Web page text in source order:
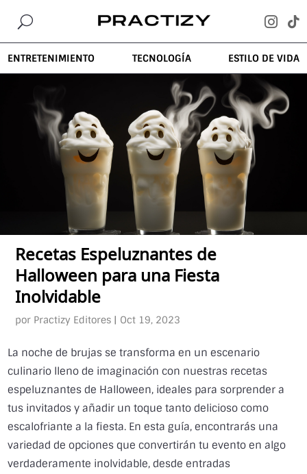
U  
ENTRETENIMIENTO TECNOLOGÍA ESTILO DE VIDA
Recetas Espeluznantes de
Halloween para una Fiesta
Inolvidable
por Practizy Editores | Oct 19, 2023
La noche de brujas se transforma en un escenario
culinario lleno de imaginación con nuestras recetas
espeluznantes de Halloween, ideales para sorprender a
tus invitados y añadir un toque tanto delicioso como
escalofriante a la fiesta. En esta guía, encontrarás una
variedad de opciones que convertirán tu evento en algo
verdaderamente inolvidable, desde entradas